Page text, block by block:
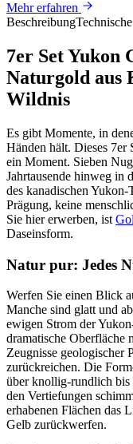
Mehr erfahren
Beschreibung
7er Set Yukon
Naturgold aus
Wildnis
Es gibt Momente, in
Händen hält. Dieses 7er
ein Moment. Sieben
Jahrtausende hinweg in
des kanadischen
Prägung, keine
Sie hier erwerben, ist
Daseinsform.
Natur pur: Jedes
Werfen Sie einen Blick
Manche sind glatt und
ewigen Strom der
dramatische Oberfläche
Zeugnisse geologischer
zurückreichen. Die
über knollig-rundlich
den Vertiefungen
erhabenen Flächen das
Gelb zurückwerfen.